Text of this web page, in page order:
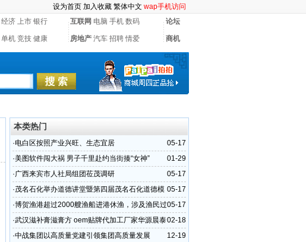
设为首页 加入收藏 繁体中文 wap手机访问
经济 上市 银行 互联网 电脑 手机 数码 论坛
单机 竞技 健康 房地产 汽车 招聘 情爱 商机
本类热门
05-17
·电白区按照产业兴旺、生态宜居
01-29
·美图软件闯大祸 男子千里赴约当街揍“女神”
05-17
·广西来宾市人社局组团莅茂调研
05-17
·茂名石化举办道德讲堂暨第四届茂名石化道德模
范颁奖会
05-17
·博贺渔港超过2000艘渔船进港休渔，涉及渔民过
万人
02-18
·武汉滋补膏滋膏方 oem贴牌代加工厂家华源晨泰
专业贴牌
12-19
·中战集团以高质量党建引领集团高质量发展